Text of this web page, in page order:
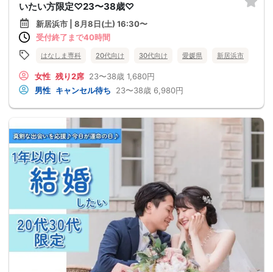
いたい方限定♡23〜38歳♡
新居浜市 | 8月8日(土) 16:30〜
受付終了まで40時間
はなしま専科 20代向け 30代向け 愛媛県 新居浜市
女性 残り2席 23〜38歳 1,680円
男性 キャンセル待ち 23〜38歳 6,980円